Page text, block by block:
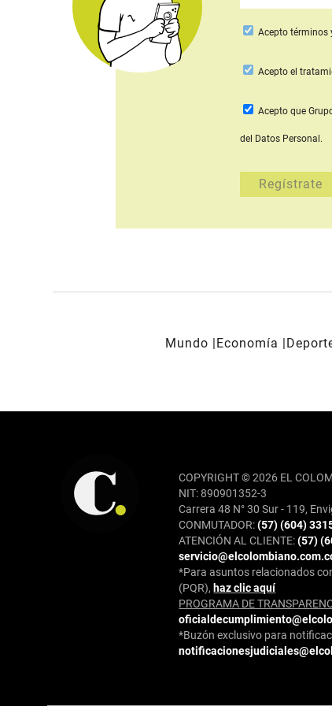
Acepto términos
Aceptoel
Acepto que
del Datos Personal.
Mundo Economía
COPYRIGHT © 2026 EL
NIT: 890901352-3
Carrera 48 N° 30 Sur - 119,
CONMUTADOR:(57) (604)
ATENCIÓN AL CLIENTE:(57)
*Para asuntos relacionados
(PQR), haz clic aquí
PROGRAMA DE
*Buzón exclusivo para